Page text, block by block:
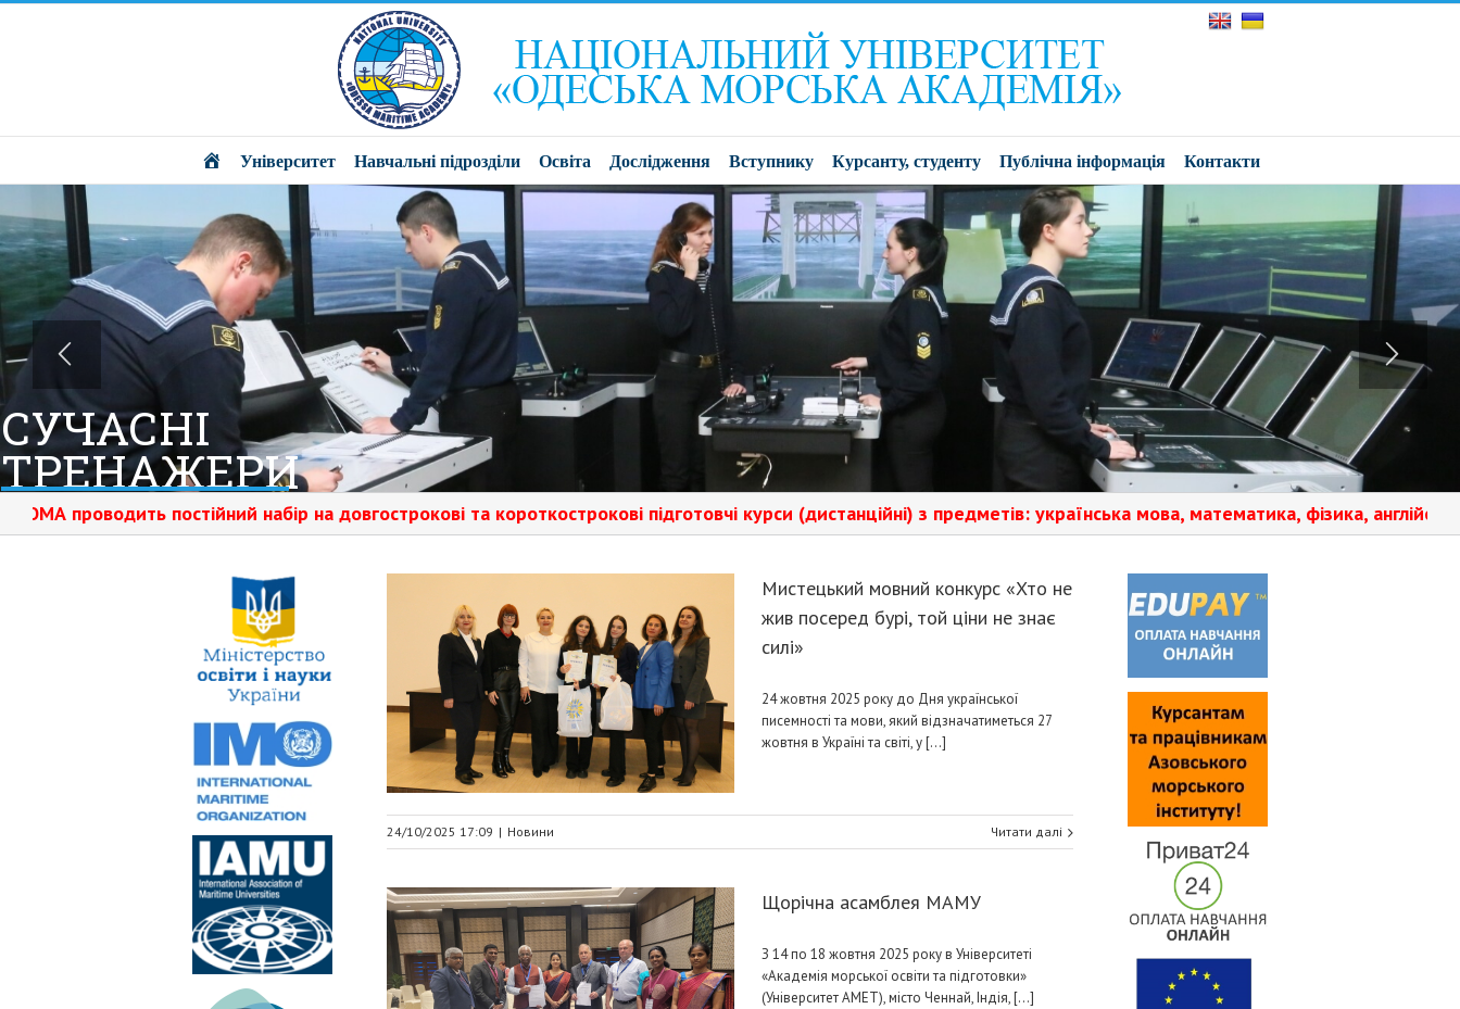
Головна
Університет Навчальні підрозділи Освіта Дослідження Вступнику Курсанту, студенту Публічна інформація Контакти
СУЧАСНІ
ТРЕНАЖЕРИ
постійний набір на довгострокові та короткострокові підготовчі курси (дистанційні) з предметів: українська мова, математика, фізика, англійська
Мистецький мовний конкурс «Хто не
жив посеред бурі, той ціни не знає
силі»
24 жовтня 2025 року до Дня української
писемності та мови, який відзначатиметься 27
жовтня в Україні та світі, у [...]
24/10/2025 17:09 | Новини Читати далі
Щорічна асамблея МАМУ
З 14 по 18 жовтня 2025 року в Університеті
«Академія морської освіти та підготовки»
(Університет AMET), місто Ченнай, Індія, [...]